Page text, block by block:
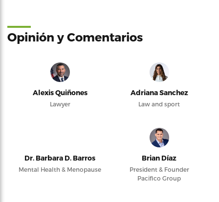
Opinión y Comentarios
Alexis Quiñones
Lawyer
Adriana Sanchez
Law and sport
Dr. Barbara D. Barros
Mental Health & Menopause
Brian Díaz
President & Founder
Pacifico Group